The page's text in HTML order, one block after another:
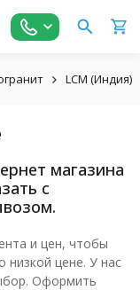
LCM (Индия)
магазина
с
и цен, чтобы
низкой цене. У нас
Оформить